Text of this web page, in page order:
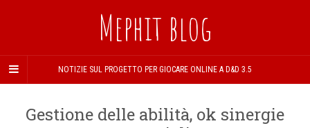
Mephit blog
NOTIZIE SUL PROGETTO PER GIOCARE ONLINE A D&D 3.5
Gestione delle abilità, ok sinergie